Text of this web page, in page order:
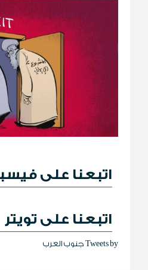
اتبعنا على
اتبعنا على تويتر
Tweets by جنوب العرب